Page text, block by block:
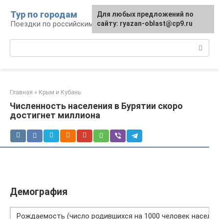
контенту
Тур по городам
Поездки по российским городам
Главная » Крым и Кубань
Численность населения в Бурятии скоро
достигнет миллиона
Демография
Рождаемость (число родившихся на 1000 человек
Для любых предложений по
сайту: ryazan-oblast@cp9.ru